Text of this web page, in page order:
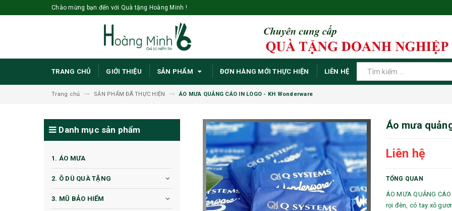
Chào mừng bạn đến với Quà tặng Hoàng Minh !
TRANG CHỦ GIỚI THIỆU SẢN PHẨM ĐƠN HÀNG MỚI THỰC HIỆN LIÊN HỆ
Trang chủ SẢN PHẨM ĐÃ THỰC HIỆN ÁO MƯA QUẢNG CÁO IN LOGO - KH Wonderware
Áo mưa
Liên hệ
TỔNG QUAN
ÁO MƯA QUẢNG
rọi đèn, có tay xỏ
Danh mục sản phẩm
1. ÁO MƯA
2. Ô DÙ QUÀ TẶNG
3. MŨ BẢO HIỂM